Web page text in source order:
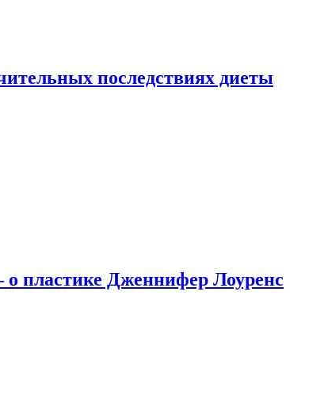
последствиях диеты
пластике Дженнифер Лоуренс